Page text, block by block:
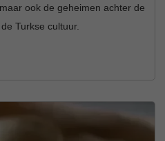
ook de geheimen achter de
Turkse cultuur.